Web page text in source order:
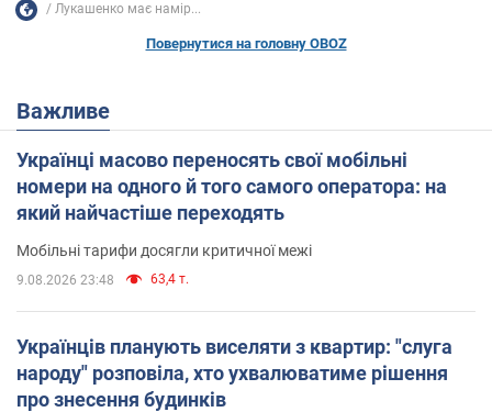
Лукашенко має намір...
Повернутися на головну OBOZ
Важливе
Українці масово переносять свої мобільні
номери на одного й того самого оператора: на
який найчастіше переходять
Мобільні тарифи досягли критичної межі
9.08.2026 23:48 63,4 т.
Українців планують виселяти з квартир: "слуга
народу" розповіла, хто ухвалюватиме рішення
про знесення будинків